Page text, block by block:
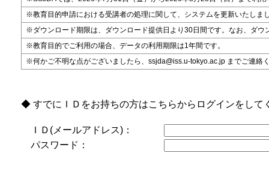
※教育目的申請における受講者の処理に関して、システムを更新いたしま
※ダウンロード期限は、ダウンロード提供日より30日間です。なお、ダ
※教育目的でご利用の場合、データの利用期限は1年間です。
※何かご不明な点がございましたら、ssjda@iss.u-tokyo.ac.jp までご連絡
◆ すでにＩＤをお持ちの方はこちらからログインをして
ＩＤ(メールアドレス)：
パスワード：